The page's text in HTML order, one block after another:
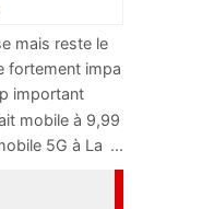
mais reste le
...
fortement impa
important
...
mobile à 9,99
5G à La ...